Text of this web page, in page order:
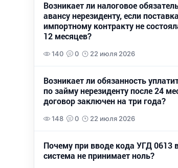
Возникает ли налоговое
авансу нерезиденту, если
импортному контракту не
12 месяцев?
140 0 22 июля 2026
Возникает ли обязанность
по займу нерезиденту после 24
договор заключен на три года?
148 0 22 июля 2026
Почему при вводе кода УГД 0613
система не принимает ноль?